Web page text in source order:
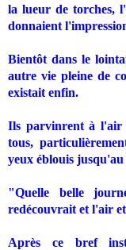
la lueur de torches,
donnaient
Bientôt dans le
autre vie pleine de
existait enfin.
Ils parvinrent à l'air
tous,
yeux éblouis
"Quelle belle
redécouvrait et l'air
Après ce bref